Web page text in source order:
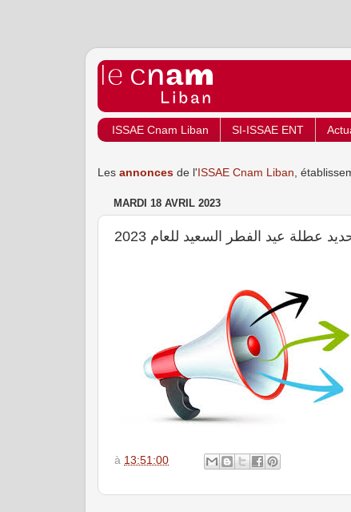
ISSAE Cnam Liban SI-ISSAE ENT
Les annonces de l' ISSAE Cnam Liban ,
MARDI 18 AVRIL 2023
عطلة عيد الفطر السعيد للعام 2023
à 13:51:00